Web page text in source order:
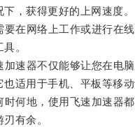
，获得更好的上网速度。
网络上工作或进行在线
。
器不仅能够让您在电脑
适用于手机、平板等移动
地，使用飞速加速器都
有余。